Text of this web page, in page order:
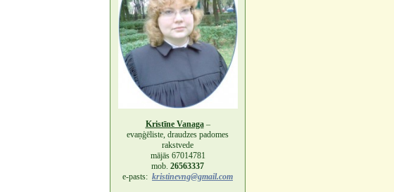
Kristīne Vanaga–
evaņģēliste, draudzes padomes
rakstvede
mājās 67014781
mob. 26563337
e-pasts: kristinevng@gmail.com